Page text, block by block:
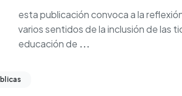
esta publicación convoca a la
varios sentidos de la inclusión de las
educación de ...